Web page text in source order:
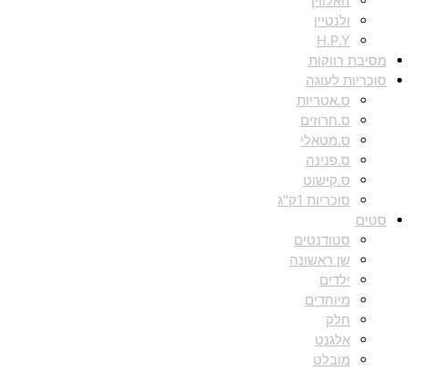
ולנטיין
H.P.Y
מסיבת רווקות
סוכריות לעוגה
ס.אטריות
ס.חרוזים
ס.מטאלי
ס.פנינה
ס.קישוט
סוכריות 1ק"ג
סטים
סטודנטים
שן ראשונה
ילדים
מיוחדים
חלק
אלגנט
מובלט